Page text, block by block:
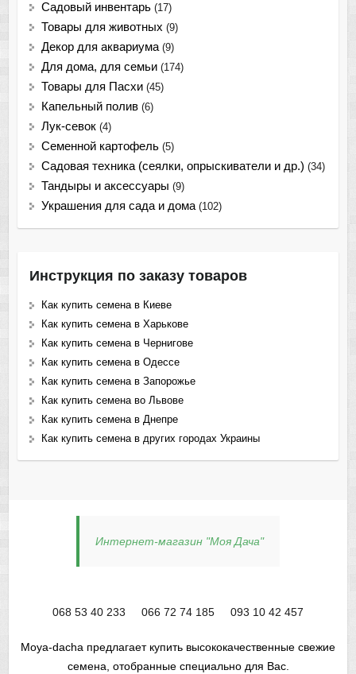
Садовый инвентарь (17)
Товары для животных (9)
Декор для аквариума (9)
Для дома, для семьи (174)
Товары для Пасхи (45)
Капельный полив (6)
Лук-севок (4)
Семенной картофель (5)
Садовая техника (сеялки, опрыскиватели и др.) (34)
Тандыры и аксессуары (9)
Украшения для сада и дома (102)
Инструкция по заказу товаров
Как купить семена в Киеве
Как купить семена в Харькове
Как купить семена в Чернигове
Как купить семена в Одессе
Как купить семена в Запорожье
Как купить семена во Львове
Как купить семена в Днепре
Как купить семена в других городах Украины
Интернет-магазин "Моя Дача"
068 53 40 233 066 72 74 185 093 10 42 457
Moya-dacha предлагает купить высококачественные свежие
семена, отобранные специально для Вас.